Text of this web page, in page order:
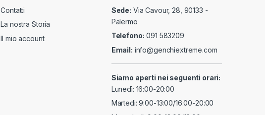
Contatti
La nostra Storia
Il mio account
Sede: Via Cavour, 28, 90133 -
Palermo
Telefono: 091 583209
Email: info@genchiextreme.com
Siamo aperti nei seguenti orari:
Lunedì: 16:00-20:00
Martedi: 9:00-13:00/16:00-20:00